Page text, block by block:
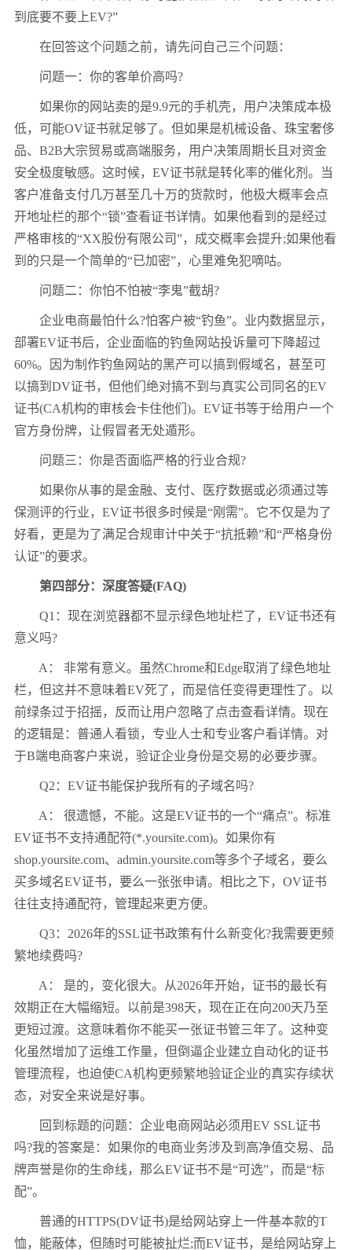
到底要不要上EV?”
在回答这个问题之前，请先问自己三个问题：
问题一：你的客单价高吗?
如果你的网站卖的是9.9元的手机壳，用户决策成本极
低，可能OV证书就足够了。但如果是机械设备、珠宝奢侈
品、B2B大宗贸易或高端服务，用户决策周期长且对资金
安全极度敏感。这时候，EV证书就是转化率的催化剂。当
客户准备支付几万甚至几十万的货款时，他极大概率会点
开地址栏的那个“锁”查看证书详情。如果他看到的是经过
严格审核的“XX股份有限公司”，成交概率会提升;如果他看
到的只是一个简单的“已加密”，心里难免犯嘀咕。
问题二：你怕不怕被“李鬼”截胡?
企业电商最怕什么?怕客户被“钓鱼”。业内数据显示，
部署EV证书后，企业面临的钓鱼网站投诉量可下降超过
60%。因为制作钓鱼网站的黑产可以搞到假域名，甚至可
以搞到DV证书，但他们绝对搞不到与真实公司同名的EV
证书(CA机构的审核会卡住他们)。EV证书等于给用户一个
官方身份牌，让假冒者无处遁形。
问题三：你是否面临严格的行业合规?
如果你从事的是金融、支付、医疗数据或必须通过等
保测评的行业，EV证书很多时候是“刚需”。它不仅是为了
好看，更是为了满足合规审计中关于“抗抵赖”和“严格身份
认证”的要求。
第四部分：深度答疑(FAQ)
Q1：现在浏览器都不显示绿色地址栏了，EV证书还有
意义吗?
A： 非常有意义。虽然Chrome和Edge取消了绿色地址
栏，但这并不意味着EV死了，而是信任变得更理性了。以
前绿条过于招摇，反而让用户忽略了点击查看详情。现在
的逻辑是：普通人看锁，专业人士和专业客户看详情。对
于B端电商客户来说，验证企业身份是交易的必要步骤。
Q2：EV证书能保护我所有的子域名吗?
A： 很遗憾，不能。这是EV证书的一个“痛点”。标准
EV证书不支持通配符(*.yoursite.com)。如果你有
shop.yoursite.com、admin.yoursite.com等多个子域名，要么
买多域名EV证书，要么一张张申请。相比之下，OV证书
往往支持通配符，管理起来更方便。
Q3：2026年的SSL证书政策有什么新变化?我需要更频
繁地续费吗?
A： 是的，变化很大。从2026年开始，证书的最长有
效期正在大幅缩短。以前是398天，现在正在向200天乃至
更短过渡。这意味着你不能买一张证书管三年了。这种变
化虽然增加了运维工作量，但倒逼企业建立自动化的证书
管理流程，也迫使CA机构更频繁地验证企业的真实存续状
态，对安全来说是好事。
回到标题的问题：企业电商网站必须用EV SSL证书
吗?我的答案是：如果你的电商业务涉及到高净值交易、品
牌声誉是你的生命线，那么EV证书不是“可选”，而是“标
配”。
普通的HTTPS(DV证书)是给网站穿上一件基本款的T
恤，能蔽体，但随时可能被扯烂;而EV证书，是给网站穿上